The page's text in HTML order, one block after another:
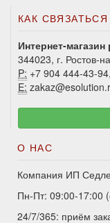
КАК
Интернет-
344023, г. Ростов-
P: +7 904 444-43-
E:
О НАС
Компания ИП
Пн-Пт: 09:00-17:00
24/7/365: приём